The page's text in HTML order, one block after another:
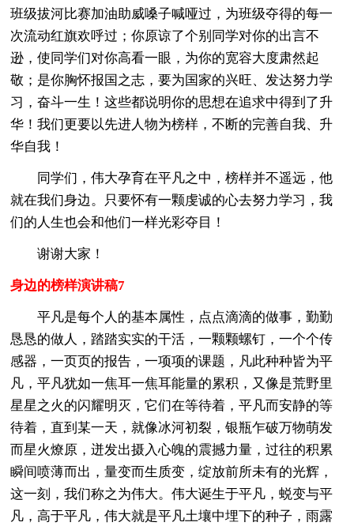
班级拔河比赛加油助威嗓子喊哑过，为班级夺得的每一
次流动红旗欢呼过；你原谅了个别同学对你的出言不
逊，使同学们对你高看一眼，为你的宽容大度肃然起
敬；是你胸怀报国之志，要为国家的兴旺、发达努力学
习，奋斗一生！这些都说明你的思想在追求中得到了升
华！我们更要以先进人物为榜样，不断的完善自我、升
华自我！
同学们，伟大孕育在平凡之中，榜样并不遥远，他
就在我们身边。只要怀有一颗虔诚的心去努力学习，我
们的人生也会和他们一样光彩夺目！
谢谢大家！
身边的榜样演讲稿7
平凡是每个人的基本属性，点点滴滴的做事，勤勤
恳恳的做人，踏踏实实的干活，一颗颗螺钉，一个个传
感器，一页页的报告，一项项的课题，凡此种种皆为平
凡，平凡犹如一焦耳一焦耳能量的累积，又像是荒野里
星星之火的闪耀明灭，它们在等待着，平凡而安静的等
待着，直到某一天，就像冰河初裂，银瓶乍破万物萌发
而星火燎原，迸发出摄入心魄的震撼力量，过往的积累
瞬间喷薄而出，量变而生质变，绽放前所未有的光辉，
这一刻，我们称之为伟大。伟大诞生于平凡，蜕变与平
凡，高于平凡，伟大就是平凡土壤中埋下的种子，雨露